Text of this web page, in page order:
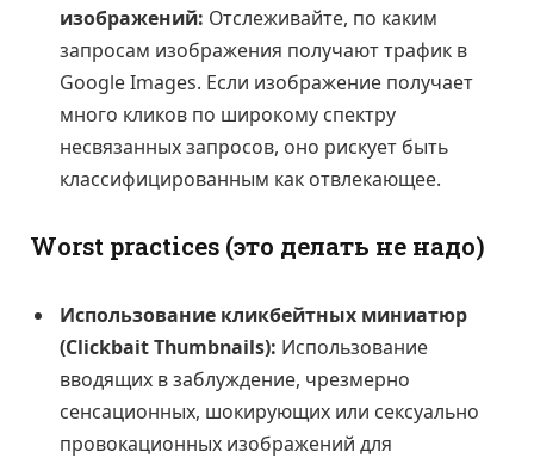
изображений: Отслеживайте, по каким
запросам изображения получают трафик в
Google Images. Если изображение получает
много кликов по широкому спектру
несвязанных запросов, оно рискует быть
классифицированным как отвлекающее.
Worst practices (это делать не надо)
Использование кликбейтных миниатюр
(Clickbait Thumbnails): Использование
вводящих в заблуждение, чрезмерно
сенсационных, шокирующих или сексуально
провокационных изображений для